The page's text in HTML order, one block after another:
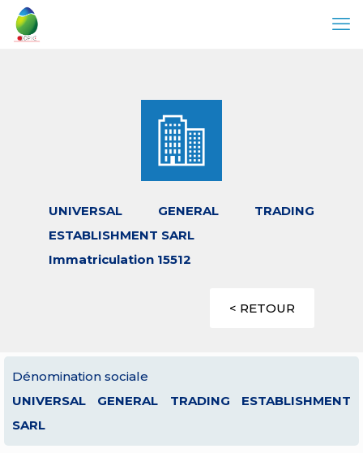
UNIVERSAL GENERAL TRADING
ESTABLISHMENT SARL
Immatriculation 15512
< RETOUR
Dénomination sociale
UNIVERSAL GENERAL TRADING ESTABLISHMENT
SARL